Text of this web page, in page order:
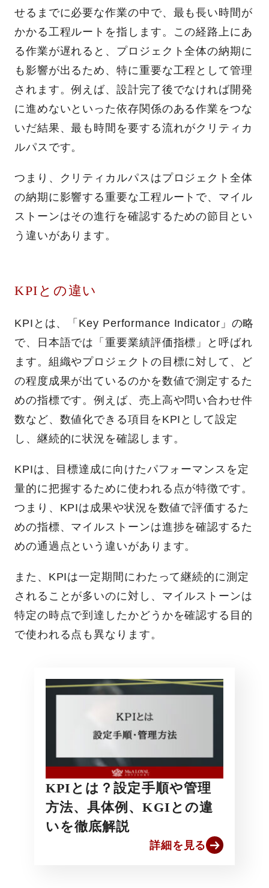
せるまでに必要な作業の中で、最も長い時間が
かかる工程ルートを指します。この経路上にあ
る作業が遅れると、プロジェクト全体の納期に
も影響が出るため、特に重要な工程として管理
されます。例えば、設計完了後でなければ開発
に進めないといった依存関係のある作業をつな
いだ結果、最も時間を要する流れがクリティカ
ルパスです。
つまり、クリティカルパスはプロジェクト全体
の納期に影響する重要な工程ルートで、マイル
ストーンはその進行を確認するための節目とい
う違いがあります。
KPIとの違い
KPIとは、「Key Performance Indicator」の略
で、日本語では「重要業績評価指標」と呼ばれ
ます。組織やプロジェクトの目標に対して、ど
の程度成果が出ているのかを数値で測定するた
めの指標です。例えば、売上高や問い合わせ件
数など、数値化できる項目をKPIとして設定
し、継続的に状況を確認します。
KPIは、目標達成に向けたパフォーマンスを定
量的に把握するために使われる点が特徴です。
つまり、KPIは成果や状況を数値で評価するた
めの指標、マイルストーンは進捗を確認するた
めの通過点という違いがあります。
また、KPIは一定期間にわたって継続的に測定
されることが多いのに対し、マイルストーンは
特定の時点で到達したかどうかを確認する目的
で使われる点も異なります。
KPIとは？設定手順や管理
方法、具体例、KGIとの違
いを徹底解説
詳細を見る